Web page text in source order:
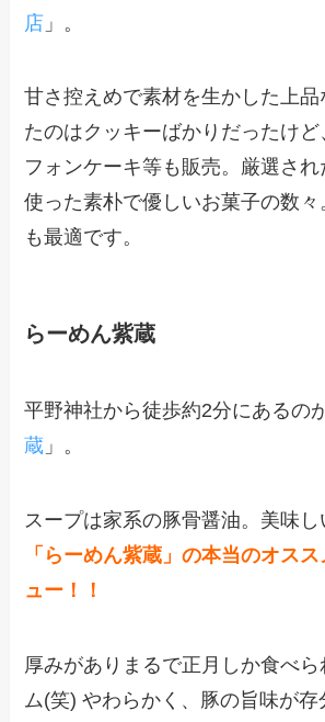
店 」。
甘さ控えめで素材を生かした上品
たのはクッキーばかりだったけ
フォンケーキ等も販売。厳選さ
使った素朴で優しいお菓子の数
も最適です。
らーめん紫蔵
平野神社から徒歩約2分にあるの
蔵 」。
スープは家系の豚骨醤油。美味し
「らーめん紫蔵」の本当のオス
ュー！！
厚みがありまるで正月しか食べ
ム(笑) やわらかく、豚の旨味が